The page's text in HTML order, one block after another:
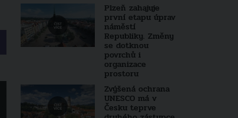
Plzeň zahajuje
první etapu úprav
náměstí
Republiky. Změny
se dotknou
povrchů i
organizace
prostoru
Zvýšená ochrana
UNESCO má v
Česku teprve